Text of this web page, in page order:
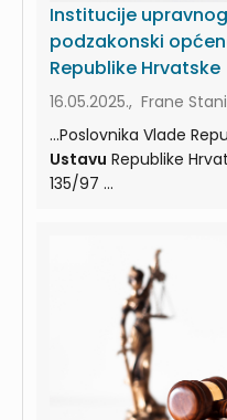
Institucije
podzakonski
Republike Hrvatske
16.05.2025., Frane
...Poslovnika Vlade
Ustavu Republike
135/97 ...